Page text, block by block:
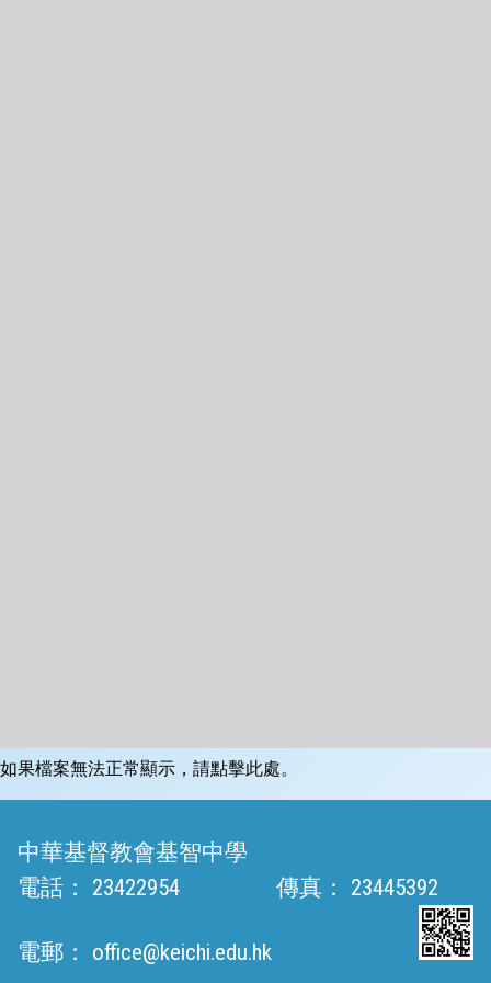
如果檔案無法正常顯示，請點擊此處。
中華基督教會基智中學
電話：
23422954 傳真： 23445392
電郵： office@keichi.edu.hk